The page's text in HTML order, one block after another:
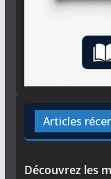
Articles
Découvrez les